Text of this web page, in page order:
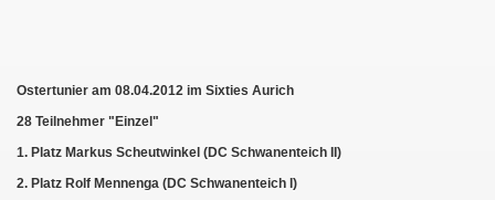
Ostertunier am 08.04.2012 im Sixties Aurich
28 Teilnehmer "Einzel"
1. Platz Markus Scheutwinkel (DC Schwanenteich II)
2. Platz Rolf Mennenga (DC Schwanenteich I)